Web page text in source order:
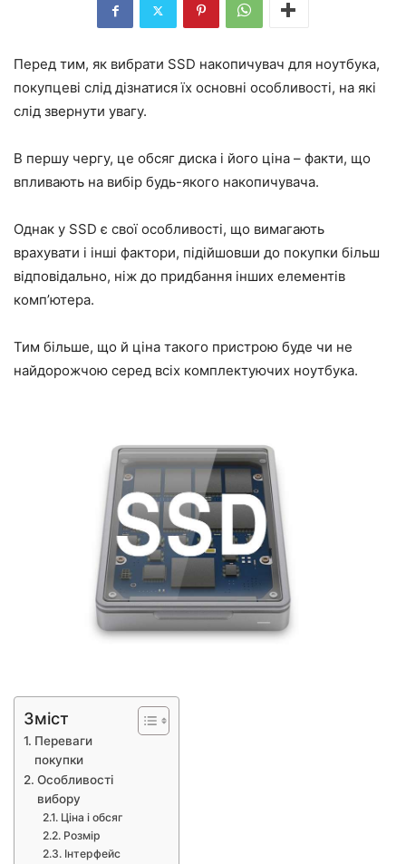
Перед тим, як вибрати SSD накопичувач для ноутбука,
покупцеві слід дізнатися їх основні особливості, на які
слід звернути увагу.
В першу чергу, це обсяг диска і його ціна – факти, що
впливають на вибір будь-якого накопичувача.
Однак у SSD є свої особливості, що вимагають
врахувати і інші фактори, підійшовши до покупки більш
відповідально, ніж до придбання інших елементів
комп’ютера.
Тим більше, що й ціна такого пристрою буде чи не
найдорожчою серед всіх комплектуючих ноутбука.
Зміст
Переваги
покупки
Особливості
вибору
Ціна і обсяг
Розмір
Інтерфейс